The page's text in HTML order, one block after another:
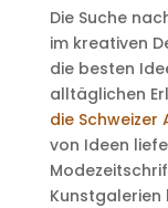
Die Suche
im kreativen
die besten
alltäglichen
die Schweizer
von Ideen
Kunstgalerien